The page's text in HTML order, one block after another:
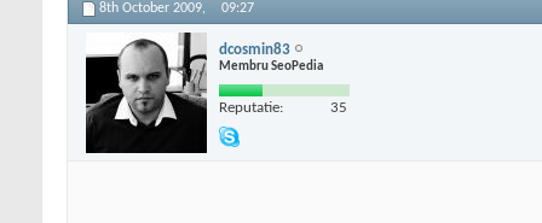
8th October 2009, 09:27
dcosmin83
Membru SeoPedia
Reputatie: 35